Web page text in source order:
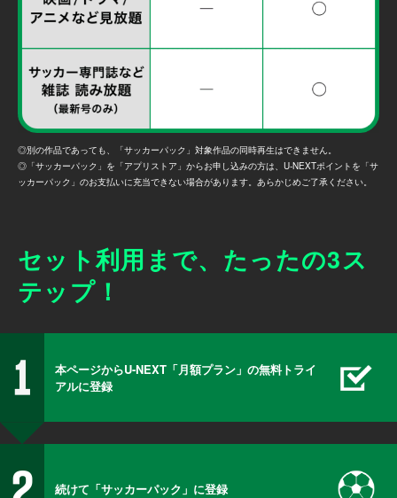
◎別の作品であっても、「サッカーパック」対象作品の同時再生はできません。
◎「サッカーパック」を「アプリストア」からお申し込みの方は、U-NEXTポイントを「サ
ッカーパック」のお支払いに充当できない場合があります。あらかじめご了承ください。
セット利用まで、たったの3ス
テップ！
本ページからU-NEXT「月額プラン」の無料トライ
アルに登録
続けて「サッカーパック」に登録